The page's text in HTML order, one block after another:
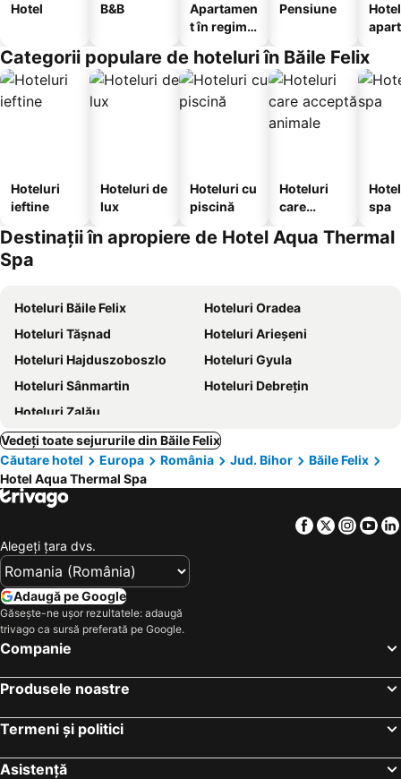
Hotel B&B
Apartamen
t în regim
Pensiune
Categorii populare de hoteluri în Băile Felix
Hoteluri
ieftine
Hoteluri de
lux
Hoteluri cu
piscină
Hoteluri
care
animale
spa
Destinații în apropiere de Hotel Aqua Thermal
Spa
Hoteluri Băile Felix
Hoteluri Oradea
Hoteluri Tăşnad
Hoteluri Arieşeni
Hoteluri Hajduszoboszlo
Hoteluri Gyula
Hoteluri Sânmartin
Hoteluri Debrețin
Hoteluri Zalău
Vedeți toate sejururile din Băile Felix
Căutare hotel
Europa România Jud. Bihor
Băile Felix
Hotel Aqua Thermal Spa
Facebook
Twitter
Alegeţi ţara dvs.
Adaugă pe Google
Găsește-ne ușor rezultatele: adaugă
trivago ca sursă preferată pe Google.
Companie
Produsele noastre
Termeni și politici
Asistență